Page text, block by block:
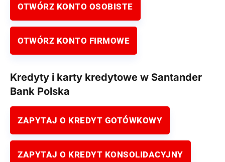
OTWÓRZ KONTO OSOBISTE
OTWÓRZ KONTO FIRMOWE
Kredyty i karty kredytowe w Santander
Bank Polska
ZAPYTAJ O KREDYT GOTÓWKOWY
ZAPYTAJ O KREDYT KONSOLIDACYJNY